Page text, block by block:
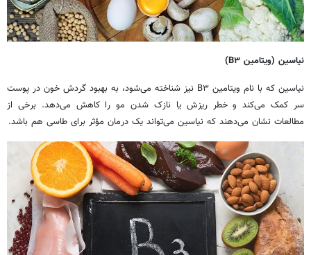
نیاسین (ویتامین B۳)
نیاسین که با نام ویتامین B۳ نیز شناخته می‌شود، به بهبود گردش خون در پوست
سر کمک می‌کند و خطر ریزش یا نازک شدن مو را کاهش می‌دهد. برخی از
مطالعات نشان می‌دهند که نیاسین می‌تواند یک درمان مؤثر برای طاسی هم باشد.